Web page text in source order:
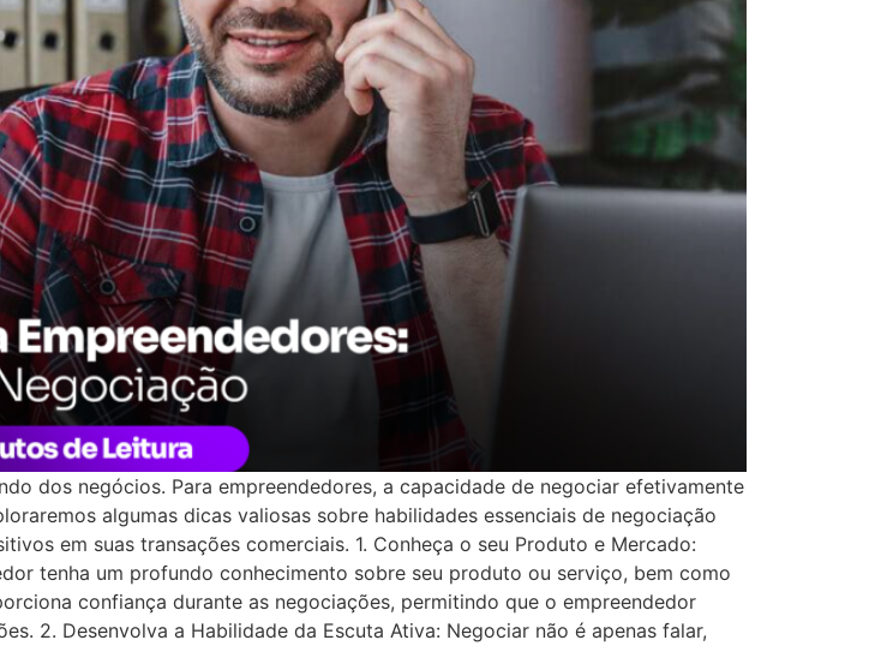
dos negócios. Para empreendedores, a capacidade de negociar efetivamente
algumas dicas valiosas sobre habilidades essenciais de negociação
em suas transações comerciais. 1. Conheça o seu Produto e Mercado:
tenha um profundo conhecimento sobre seu produto ou serviço, bem como
confiança durante as negociações, permitindo que o empreendedor
2. Desenvolva a Habilidade da Escuta Ativa: Negociar não é apenas falar,